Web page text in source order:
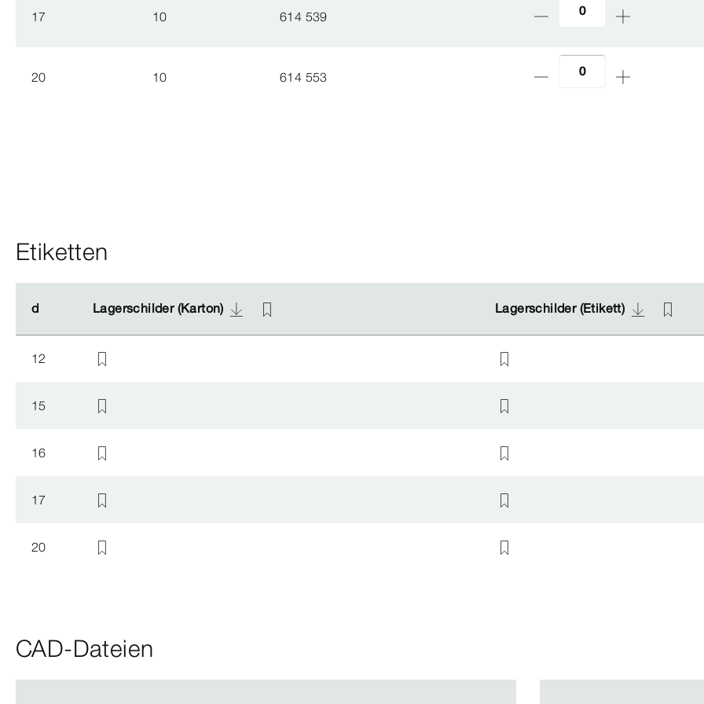
17 10 614 539
20 10 614 553
Etiketten
d Lagerschilder (Karton) Lagerschilder (Etikett)
d Lagerschilder (Karton) Lagerschilder (Etikett)
12
15
16
17
20
CAD-Dateien